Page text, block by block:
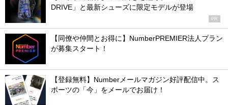
DRIVE」と最新シューズに限定モデルが登場
PR
【同僚や仲間とお得に】NumberPREMIER法人プラン
が募集スタート！
【登録無料】Numberメールマガジン好評配信中。ス
ポーツの「今」をメールでお届け！